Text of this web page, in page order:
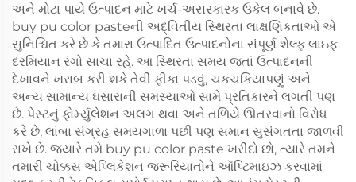
અને મોટા પાયે ઉત્પાદન માટે ખર્ચ-અસરકારક ઉકેલ બનાવે છે.
buy pu color pasteની અદ્વિતીય સ્થિરતા લાક્ષણિકતાઓ એ
સુનિશ્ચિત કરે છે કે તમારા ઉત્પાદિત ઉત્પાદનોના સંપૂર્ણ શેલ્ફ લાઇફ
દરમિયાન રંગો સાચા રહે. આ સ્થિરતા સમય જતાં ઉત્પાદનની
દેખાવને ખરાબ કરી શકે તેવી ફીકા પડવું, ચકચકિયાપણું અને
અન્ય સામાન્ય ઘસારાની સમસ્યાઓ સામે પ્રતિકારને લગતી પણ
છે. પેસ્ટનું ફોર્મ્યુલેશન અલગ થવા અને તળિયે ઊતરવાનો વિરોધ
કરે છે, લાંબા સંગ્રહ સમયગાળા પછી પણ સમાન સુસંગતતા જાળવી
રાખે છે. જ્યારે તમે buy pu color paste ખરીદો છો, ત્યારે તમને
તમારી ચોક્કસ એપ્લિકેશન જરૂરિયાતોને ઑપ્ટિમાઇઝ કરવામાં